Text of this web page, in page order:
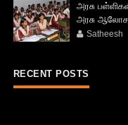
அரசு
அரசு
Satheesh
RECENT POSTS